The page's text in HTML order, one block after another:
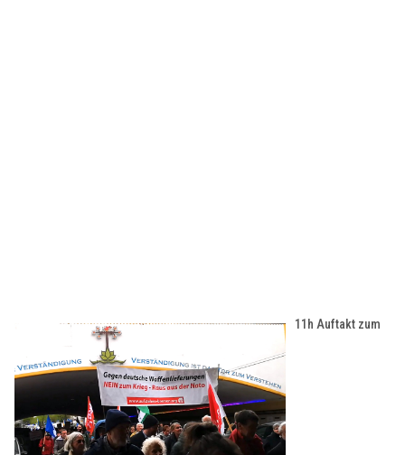
11h Auftakt zum